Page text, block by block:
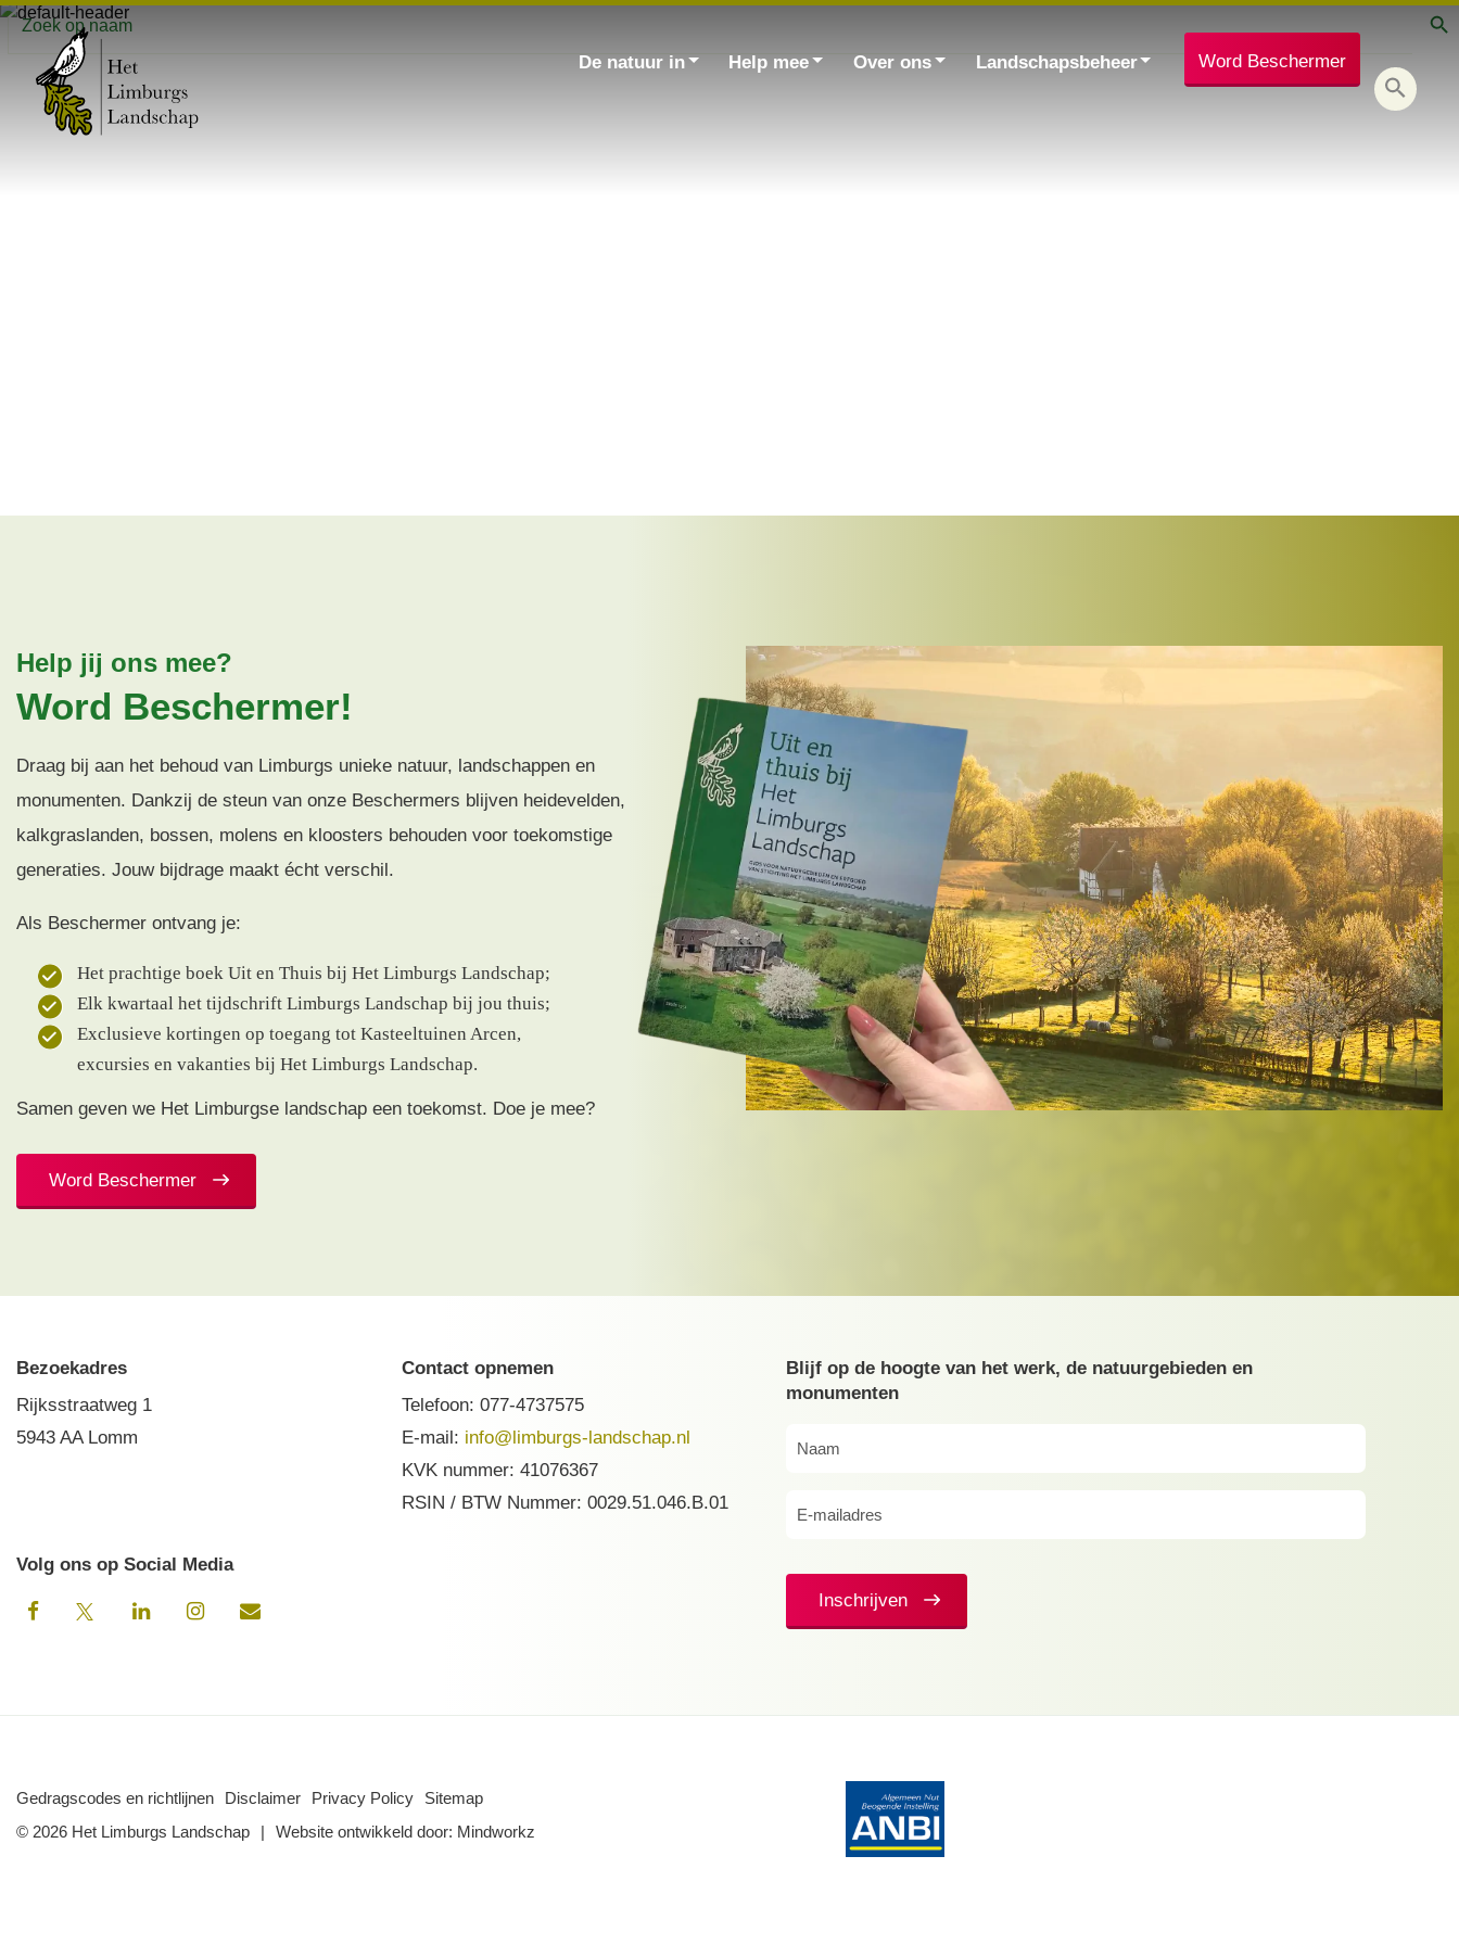
Zoek
De natuur in Help mee Over ons Landschapsbeheer Word Beschermer
Help jij ons mee?
Word Beschermer!
Draag bij aan het behoud van Limburgs unieke natuur, landschappen en
monumenten. Dankzij de steun van onze Beschermers blijven heidevelden,
kalkgraslanden, bossen, molens en kloosters behouden voor toekomstige
generaties. Jouw bijdrage maakt écht verschil.
Als Beschermer ontvang je:
Het prachtige boek Uit en Thuis bij Het Limburgs Landschap;
Elk kwartaal het tijdschrift Limburgs Landschap bij jou thuis;
Exclusieve kortingen op toegang tot Kasteeltuinen Arcen,
excursies en vakanties bij Het Limburgs Landschap.
Samen geven we Het Limburgse landschap een toekomst. Doe je mee?
Word Beschermer
Bezoekadres
Rijksstraatweg 1
5943 AA Lomm
Contact opnemen
Telefoon: 077-4737575
E-mail: info@limburgs-landschap.nl
KVK nummer: 41076367
RSIN / BTW Nummer: 0029.51.046.B.01
Volg ons op Social Media
Blijf op de hoogte van het werk, de natuurgebieden en
monumenten
Inschrijven
Gedragscodes en richtlijnen Disclaimer Privacy Policy
Sitemap
© 2026 Het Limburgs Landschap
Website ontwikkeld door: Mindworkz